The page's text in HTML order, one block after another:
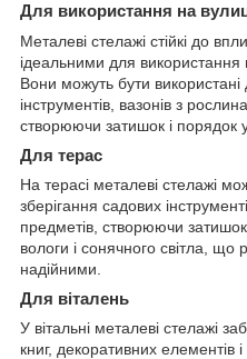
Для використання на
Металеві стелажі стійкі до
ідеальними для використання
Вони можуть бути використані
інструментів, вазонів з
створюючи затишок і порядок
Для терас
На терасі металеві стелажі
зберігання садових
предметів, створюючи затишок
вологи і сонячного світла, що
надійними.
Для віталень
У вітальні металеві стелажі
книг, декоративних елементів